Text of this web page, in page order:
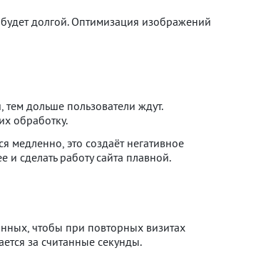
долгой. Оптимизация изображений
дольше пользователи ждут.
обработку.
медленно, это создаёт негативное
и сделать работу сайта плавной.
чтобы при повторных визитах
за считанные секунды.